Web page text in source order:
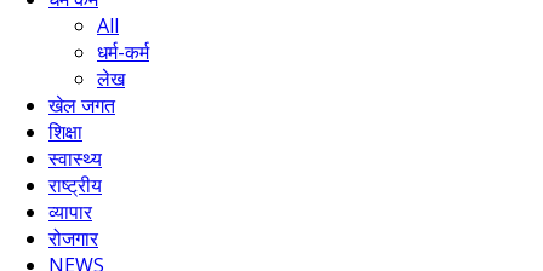
All
धर्म-कर्म
लेख
खेल जगत
शिक्षा
स्वास्थ्य
राष्ट्रीय
व्यापार
रोजगार
NEWS